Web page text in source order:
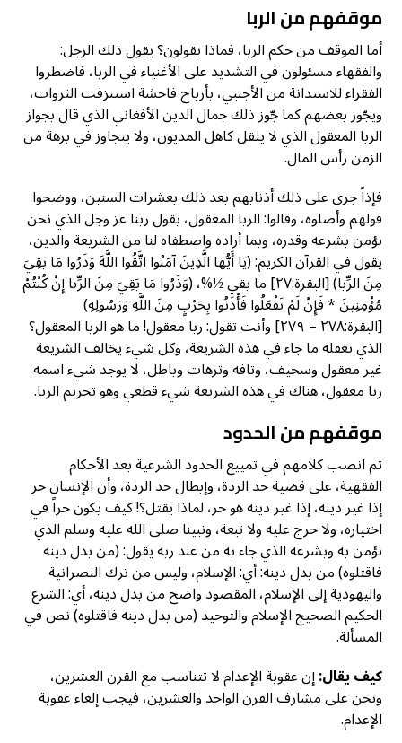
موقفهم من الربا
أما الموقف من حكم الربا، فماذا يقولون؟ يقول ذلك الرجل:
والفقهاء مسئولون في التشديد على الأغنياء في الربا، فاضطروا
الفقراء للاستدانة من الأجنبي، بأرباح فاحشة استنزفت الثروات،
ويجّوز بعضهم كما جّوز ذلك جمال الدين الأفغاني الذي قال بجواز
الربا المعقول الذي لا يثقل كاهل المديون، ولا يتجاوز في برهة من
الزمن رأس المال.
فإذاً جرى على ذلك أذنابهم بعد ذلك بعشرات السنين، ووضحوا
قولهم وأصلوه، وقالوا: الربا المعقول، يقول ربنا عز وجل الذي نحن
نؤمن بشرعه وقدره، وبما أراده واصطفاه لنا من الشريعة والدين،
يقول في القرآن الكريم: (يَا أَيُّهَا الَّذِينَ آمَنُوا اتَّقُوا اللَّهَ وَذَرُوا مَا بَقِيَ
مِنَ الرِّبا) [البقرة:٢٧] ما بقي ½%، (وَذَرُوا مَا بَقِيَ مِنَ الرِّبا إِنْ كُنْتُمْ
مُؤْمِنِينَ * فَإِنْ لَمْ تَفْعَلُوا فَأْذَنُوا بِحَرْبٍ مِنَ اللَّهِ وَرَسُولِهِ)
[البقرة:٢٧٨ – ٢٧٩] وأنت تقول: ربا معقول! ما هو الربا المعقول؟
الذي نعقله ما جاء في هذه الشريعة، وكل شيء يخالف الشريعة
غير معقول وسخيف، وتافه وترهات وباطل، لا يوجد شيء اسمه
ربا معقول، هناك في هذه الشريعة شيء قطعي وهو تحريم الربا.
موقفهم من الحدود
ثم انصب كلامهم في تمييع الحدود الشرعية بعد الأحكام
الفقهية، على قضية حد الردة، وإبطال حد الردة، وأن الإنسان حر
إذا غير دينه، إذا غير دينه هو حر، لماذا يقتل؟! كيف يكون حراً في
اختياره، ولا حرج عليه ولا تبعة، ونبينا صلى الله عليه وسلم الذي
نؤمن به وبشرعه الذي جاء به من عند ربه يقول: (من بدل دينه
فاقتلوه) من بدل دينه: أي: الإسلام، وليس من ترك النصرانية
واليهودية إلى الإسلام، المقصود واضح من بدل دينه، أي: الشرع
الحكيم الصحيح الإسلام والتوحيد (من بدل دينه فاقتلوه) نص في
المسألة.
كيف يقال:إن عقوبة الإعدام لا تتناسب مع القرن العشرين،
ونحن على مشارف القرن الواحد والعشرين، فيجب إلغاء عقوبة
الإعدام.